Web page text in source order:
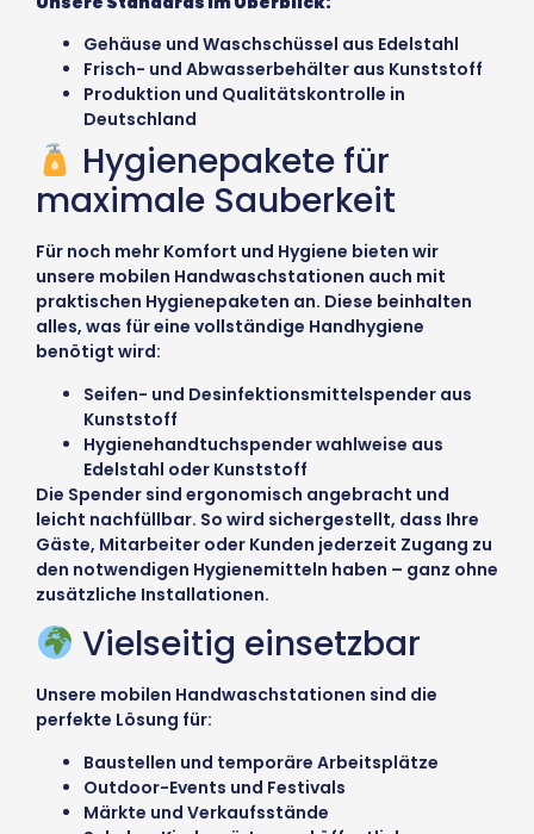
Gehäuse und Waschschüssel aus Edelstahl
Frisch- und Abwasserbehälter aus Kunststoff
Produktion und Qualitätskontrolle in
Deutschland
Hygienepakete für
maximale Sauberkeit
Für noch mehr Komfort und Hygiene bieten wir
unsere mobilen Handwaschstationen auch mit
praktischen Hygienepaketen an. Diese beinhalten
alles, was für eine vollständige Handhygiene
benötigt wird:
Seifen- und Desinfektionsmittelspender aus
Kunststoff
Hygienehandtuchspender wahlweise aus
Edelstahl oder Kunststoff
Die Spender sind ergonomisch angebracht und
leicht nachfüllbar. So wird sichergestellt, dass Ihre
Gäste, Mitarbeiter oder Kunden jederzeit Zugang zu
den notwendigen Hygienemitteln haben – ganz ohne
zusätzliche Installationen.
Vielseitig einsetzbar
Unsere mobilen Handwaschstationen sind die
perfekte Lösung für:
Baustellen und temporäre Arbeitsplätze
Outdoor-Events und Festivals
Märkte und Verkaufsstände